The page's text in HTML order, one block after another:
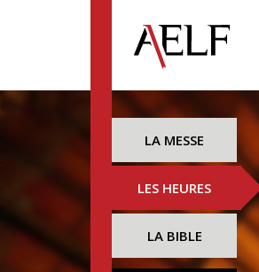
LA MESSE
LES HEURES
LA BIBLE